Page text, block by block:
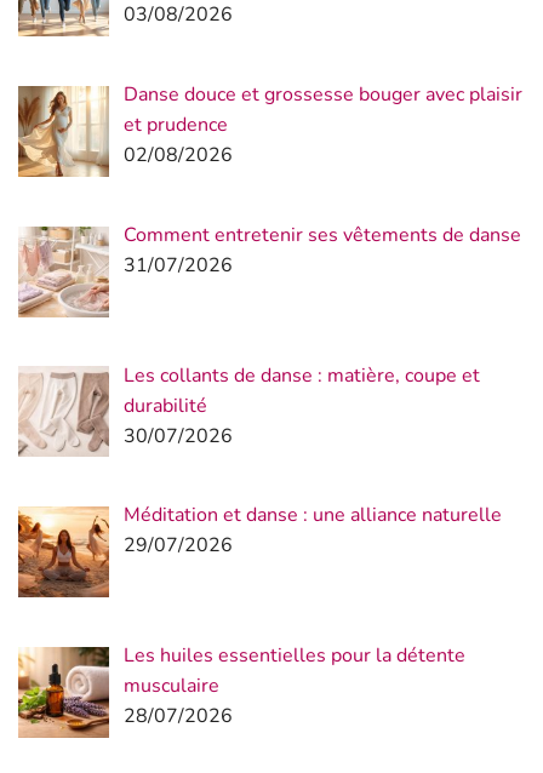
03/08/2026
Danse douce et grossesse bouger avec plaisir
et prudence
02/08/2026
Comment entretenir ses vêtements de danse
31/07/2026
Les collants de danse : matière, coupe et
durabilité
30/07/2026
Méditation et danse : une alliance naturelle
29/07/2026
Les huiles essentielles pour la détente
musculaire
28/07/2026